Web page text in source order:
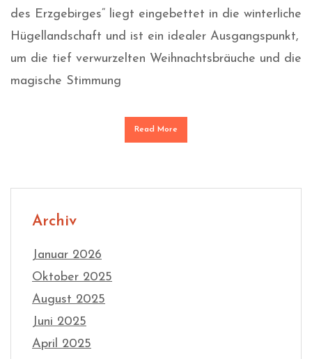
des Erzgebirges“ liegt eingebettet in die winterliche
Hügellandschaft und ist ein idealer Ausgangspunkt,
um die tief verwurzelten Weihnachtsbräuche und die
magische Stimmung
Read More
Archiv
Januar 2026
Oktober 2025
August 2025
Juni 2025
April 2025